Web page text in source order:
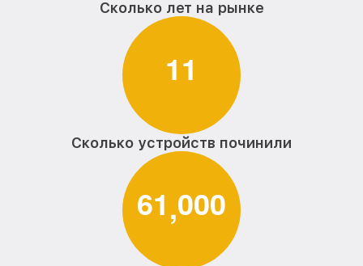
Сколько лет на рынке
11
Сколько устройств починили
61,000